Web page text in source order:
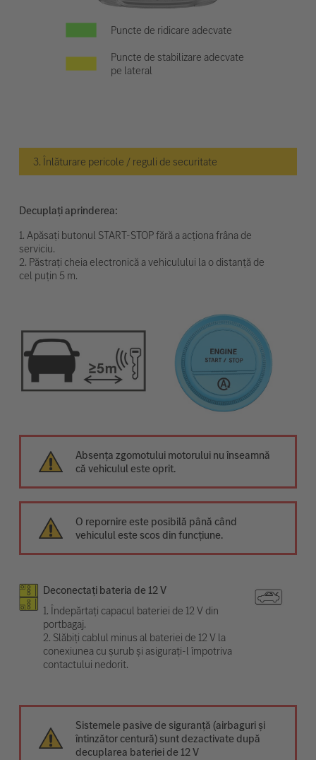
Puncte de ridicare adecvate
Puncte de stabilizare adecvate
pe lateral
3. Înlăturare pericole / reguli de securitate
Decuplați aprinderea:
1. Apăsați butonul START-STOP fără a acționa frâna de
serviciu.
2. Păstrați cheia electronică a vehiculului la o distanță de
cel puțin 5 m.
Absența zgomotului motorului nu înseamnă
că vehiculul este oprit.
O repornire este posibilă până când
vehiculul este scos din funcțiune.
Deconectați bateria de 12 V
1. Îndepărtați capacul bateriei de 12 V din
portbagaj.
2. Slăbiți cablul minus al bateriei de 12 V la
conexiunea cu șurub și asigurați-l împotriva
contactului nedorit.
Sistemele pasive de siguranță (airbaguri și
întinzător centură) sunt dezactivate după
decuplarea bateriei de 12 V